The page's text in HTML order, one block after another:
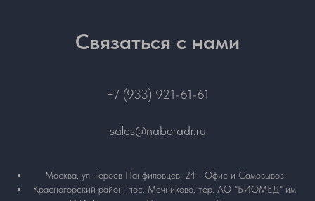
Связаться с нами
+7 (933) 921-61-61
sales@naboradr.ru
Москва, ул. Героев Панфиловцев, 24 - Офис и Самовывоз
Красногорский район, пос. Мечниково, тер. АО "БИОМЕД" им